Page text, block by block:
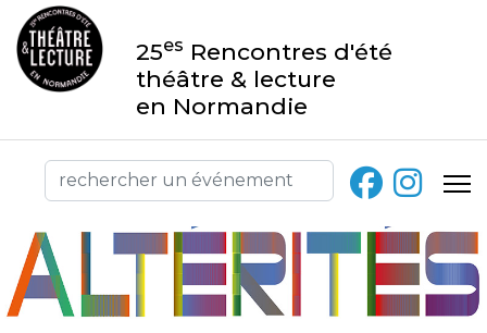
25es Rencontres d'été
théâtre & lecture
en Normandie